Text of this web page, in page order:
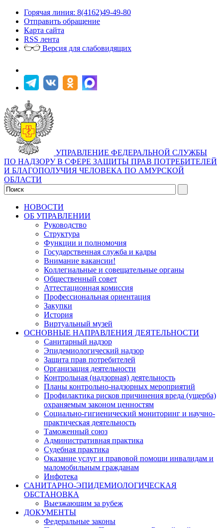
Горячая линия: 8(4162)49-49-80
Отправить обращение
Карта сайта
RSS лента
Версия для слабовидящих
УПРАВЛЕНИЕ ФЕДЕРАЛЬНОЙ СЛУЖБЫ
ПО НАДЗОРУ В СФЕРЕ ЗАЩИТЫ ПРАВ ПОТРЕБИТЕЛЕЙ
И БЛАГОПОЛУЧИЯ ЧЕЛОВЕКА ПО АМУРСКОЙ
ОБЛАСТИ
НОВОСТИ
ОБ УПРАВЛЕНИИ
Руководство
Структура
Функции и полномочия
Государственная служба и кадры
Внимание вакансии!
Коллегиальные и совещательные органы
Общественный совет
Аттестационная комиссия
Профессиональная ориентация
Закупки
История
Виртуальный музей
ОСНОВНЫЕ НАПРАВЛЕНИЯ ДЕЯТЕЛЬНОСТИ
Санитарный надзор
Эпидемиологический надзор
Защита прав потребителей
Организация деятельности
Контрольная (надзорная) деятельность
Планы контрольно-надзорных мероприятий
Профилактика рисков причинения вреда (ущерба)
охраняемым законом ценностям
Социально-гигиенический мониторинг и научно-
практическая деятельность
Таможенный союз
Административная практика
Судебная практика
Оказание услуг и правовой помощи инвалидам и
маломобильным гражданам
Инфотека
САНИТАРНО-ЭПИДЕМИОЛОГИЧЕСКАЯ
ОБСТАНОВКА
Выезжающим за рубеж
ДОКУМЕНТЫ
Федеральные законы